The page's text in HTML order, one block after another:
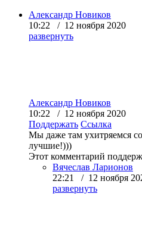
Александр Новиков
10:22 / 12 ноября 2020
развернуть
Александр Новиков
10:22 / 12 ноября 2020
Поддержать Ссылка
Мы даже там ухитряемся
лучшие!)))
Этот комментарий
Вячеслав Ларионов
22:21 / 12 ноября
развернуть